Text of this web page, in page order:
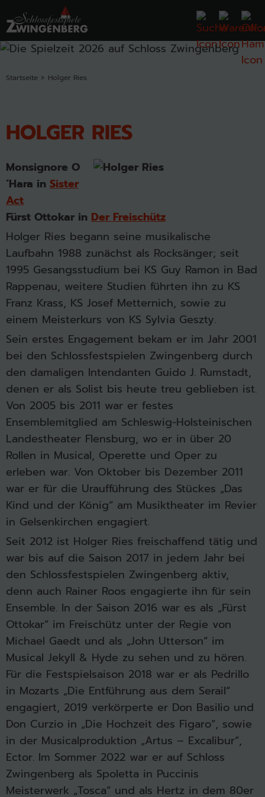
Startseite Holger Ries
HOLGER RIES
Monsignore O
´Hara in Sister
Act
Fürst Ottokar in Der Freischütz
Holger Ries begann seine musikalische
Laufbahn 1988 zunächst als Rocksänger; seit
1995 Gesangsstudium bei KS Guy Ramon in Bad
Rappenau, weitere Studien führten ihn zu KS
Franz Krass, KS Josef Metternich, sowie zu
einem Meisterkurs von KS Sylvia Geszty.
Sein erstes Engagement bekam er im Jahr 2001
bei den Schlossfestspielen Zwingenberg durch
den damaligen Intendanten Guido J. Rumstadt,
denen er als Solist bis heute treu geblieben ist.
Von 2005 bis 2011 war er festes
Ensemblemitglied am Schleswig-Holsteinischen
Landestheater Flensburg, wo er in über 20
Rollen in Musical, Operette und Oper zu
erleben war. Von Oktober bis Dezember 2011
war er für die Uraufführung des Stückes „Das
Kind und der König“ am Musiktheater im Revier
in Gelsenkirchen engagiert.
Seit 2012 ist Holger Ries freischaffend tätig und
war bis auf die Saison 2017 in jedem Jahr bei
den Schlossfestspielen Zwingenberg aktiv,
denn auch Rainer Roos engagierte ihn für sein
Ensemble. In der Saison 2016 war es als „Fürst
Ottokar“ im Freischütz unter der Regie von
Michael Gaedt und als „John Utterson“ im
Musical Jekyll & Hyde zu sehen und zu hören.
Für die Festspielsaison 2018 war er als Pedrillo
in Mozarts „Die Entführung aus dem Serail“
engagiert, 2019 verkörperte er Don Basilio und
Don Curzio in „Die Hochzeit des Figaro“, sowie
in der Musicalproduktion „Artus – Excalibur“,
Ector. Im Sommer 2022 war er auf Schloss
Zwingenberg als Spoletta in Puccinis
Meisterwerk „Tosca“ und als Hertz in dem 80er